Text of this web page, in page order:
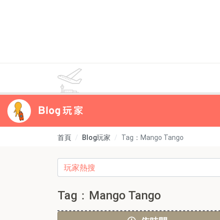
首頁 Blog玩家 Tag：Mango Tango
Tag：Mango Tango